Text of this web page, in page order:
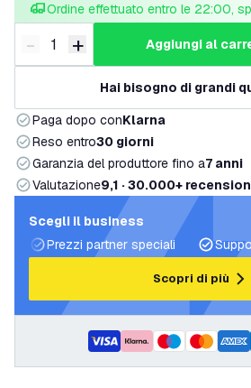
Ordine effettuato entro le 22:00,
Riduci quantità
- Aumenta quantità
+ aggiungi al
Hai bisogno di grandi
Paga dopo conKlarna
Reso entro30 giorni
Garanzia del produttore fino a7 anni
Valutazione9,1 · 30.000+
Scegli il business
Prezzi partner speciali
Scopri di più